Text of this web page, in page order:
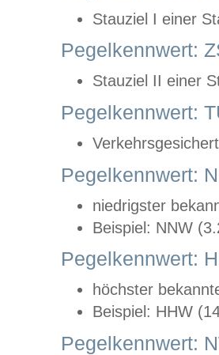
Stauziel I einer
Pegelkennwert:
Stauziel II einer
Pegelkennwert:
Pegelkennwert:
niedrigster
Beispiel: NNW
Pegelkennwert:
höchster
Beispiel: HHW
Pegelkennwert: